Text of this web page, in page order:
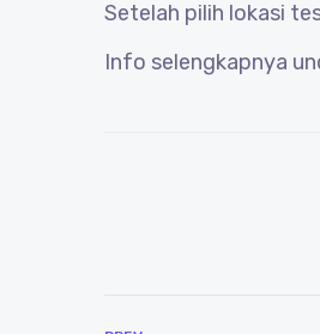
Setelah pilih lokasi
Info selengkapnya